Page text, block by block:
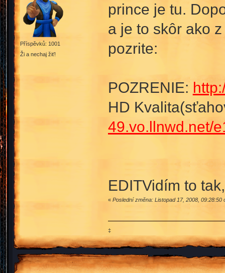
Příspěvků: 1001
Ži a nechaj žiť!
prince je tu.
a je to skôr ako
pozrite:
POZRENIE:
HD
49.vo.llnwd.net/
EDITVidím to
« Poslední změna: Listopad 17, 2008, 09:28:50
‡